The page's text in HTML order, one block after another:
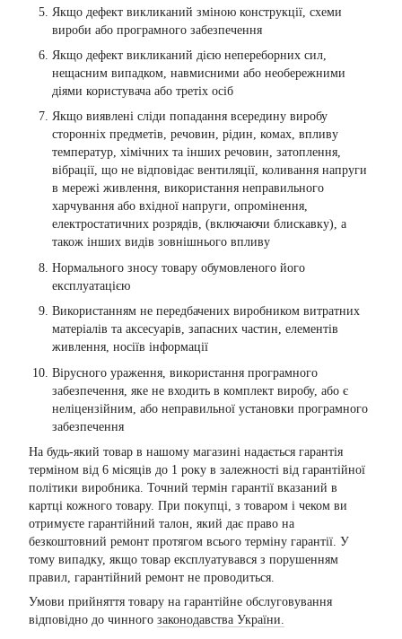
Якщо дефект викликаний зміною конструкції, схеми
вироби або програмного забезпечення
Якщо дефект викликаний дією непереборних сил,
нещасним випадком, навмисними або необережними
діями користувача або третіх осіб
Якщо виявлені сліди попадання всередину виробу
сторонніх предметів, речовин, рідин, комах, впливу
температур, хімічних та інших речовин, затоплення,
вібрації, що не відповідає вентиляції, коливання напруги
в мережі живлення, використання неправильного
харчування або вхідної напруги, опромінення,
електростатичних розрядів, (включаючи блискавку), а
також інших видів зовнішнього впливу
Нормального зносу товару обумовленого його
експлуатацією
Використанням не передбачених виробником витратних
матеріалів та аксесуарів, запасних частин, елементів
живлення, носіїв інформації
Вірусного ураження, використання програмного
забезпечення, яке не входить в комплект виробу, або є
неліцензійним, або неправильної установки програмного
забезпечення
На будь-який товар в нашому магазині надається гарантія
терміном від 6 місяців до 1 року в залежності від гарантійної
політики виробника. Точний термін гарантії вказаний в
картці кожного товару. При покупці, з товаром і чеком ви
отримуєте гарантійний талон, який дає право на
безкоштовний ремонт протягом всього терміну гарантії. У
тому випадку, якщо товар експлуатувався з порушенням
правил, гарантійний ремонт не проводиться.
Умови прийняття товару на гарантійне обслуговування
відповідно до чинного законодавства України.